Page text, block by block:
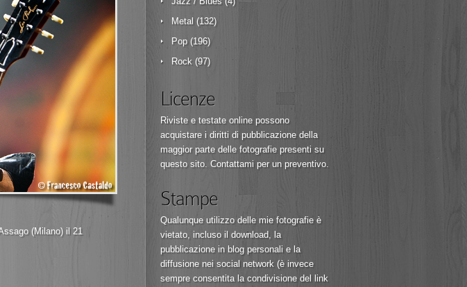
(Milano) il 21
Metal (132)
Pop(196)
Rock (97)
Licenze
Riviste e testate online possono
acquistare i diritti di pubblicazione della
maggior parte delle fotografie presenti su
questo sito. Contattamiper un preventivo.
Stampe
Qualunque utilizzo delle mie fotografie è
vietato, incluso il download, la
pubblicazione in blog personali e la
diffusione nei social network (è invece
sempre consentita la condivisione del link